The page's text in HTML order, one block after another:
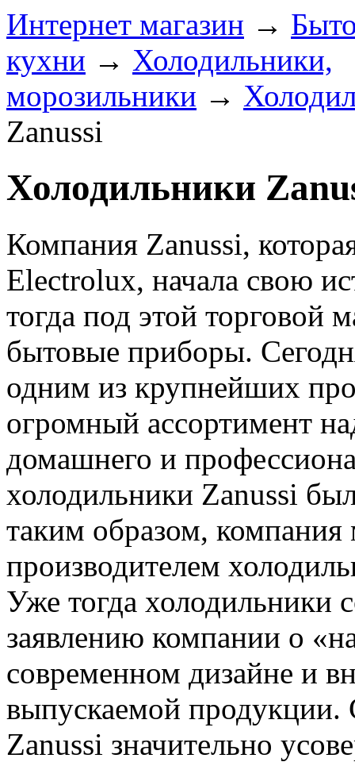
Интернет магазин →
кухни → Холодильники,
морозильники →
Zanussi
Холодильники
Компания Zanussi,
Electrolux, начала свою
тогда под этой
бытовые приборы.
одним из крупнейших
огромный ассортимент
домашнего и
холодильники Zanussi
таким образом,
производителем
Уже тогда холодильники
заявлению компании о
современном дизайне и
выпускаемой
Zanussi значительно